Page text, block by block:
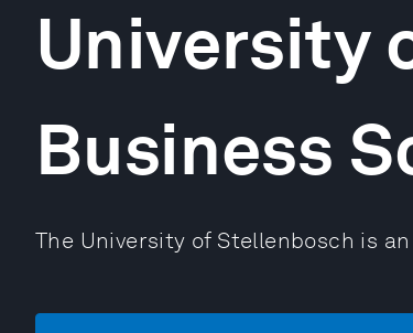
University
Business
The University of Stellenbosch is